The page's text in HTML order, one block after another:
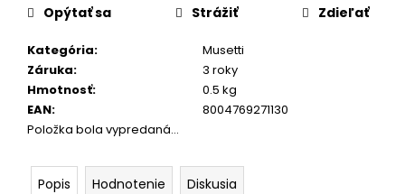
cena:
Kategória:
Musetti
Záruka:
3 roky
Hmotnosť:
0.5 kg
EAN:
8004769271130
Položka bola vypredaná…
Opýtať sa Strážiť Zdieľať
Popis Hodnotenie Diskusia